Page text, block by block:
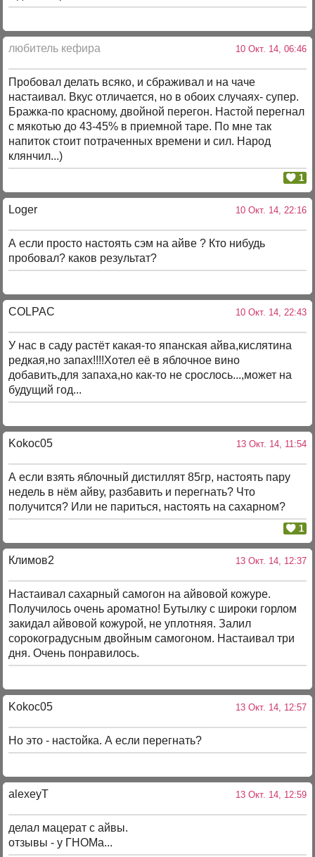
любитель кефира 10 Окт. 14, 06:46
Пробовал делать всяко, и сбраживал и на чаче
настаивал. Вкус отличается, но в обоих случаях- супер.
Бражка-по красному, двойной перегон. Настой перегнал
с мякотью до 43-45% в приемной таре. По мне так
напиток стоит потраченных времени и сил. Народ
клянчил...)
1
Loger 10 Окт. 14, 22:16
А если просто настоять сэм на айве ? Кто нибудь
пробовал? каков результат?
COLPAC 10 Окт. 14, 22:43
У нас в саду растёт какая-то япанская айва,кислятина
редкая,но запах!!!!Хотел её в яблочное вино
добавить,для запаха,но как-то не срослось...,может на
будущий год...
Kokoc05 13 Окт. 14, 11:54
А если взять яблочный дистиллят 85гр, настоять пару
недель в нём айву, разбавить и перегнать? Что
получится? Или не париться, настоять на сахарном?
1
Климов2 13 Окт. 14, 12:37
Настаивал сахарный самогон на айвовой кожуре.
Получилось очень ароматно! Бутылку с широки горлом
закидал айвовой кожурой, не уплотняя. Залил
сорокоградусным двойным самогоном. Настаивал три
дня. Очень понравилось.
Kokoc05 13 Окт. 14, 12:57
Но это - настойка. А если перегнать?
alexeyT 13 Окт. 14, 12:59
делал мацерат с айвы.
отзывы - у ГНОМа...